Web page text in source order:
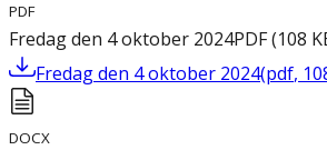
PDF
Fredag den 4 oktober 2024PDF(108
Fredag den 4 oktober 2024(pdf,
DOCX